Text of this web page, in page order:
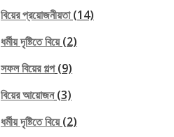
বিয়ের প্রয়োজনীয়তা(14)
ধর্মীয় দৃষ্টিতে বিয়ে(2)
সফল বিয়ের গল্প(9)
বিয়ের আয়োজন(3)
ধর্মীয় দৃষ্টিতে বিয়ে(2)